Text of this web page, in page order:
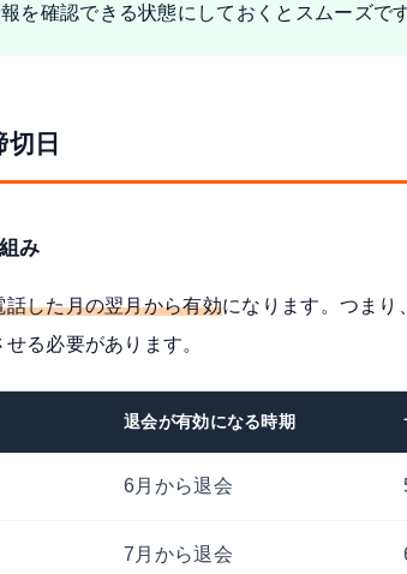
を確認できる状態にしておくとスムーズです
日
み
話した月の翌月から有効になります。つまり
る必要があります。
退会が有効になる時期
6月から退会
7月から退会